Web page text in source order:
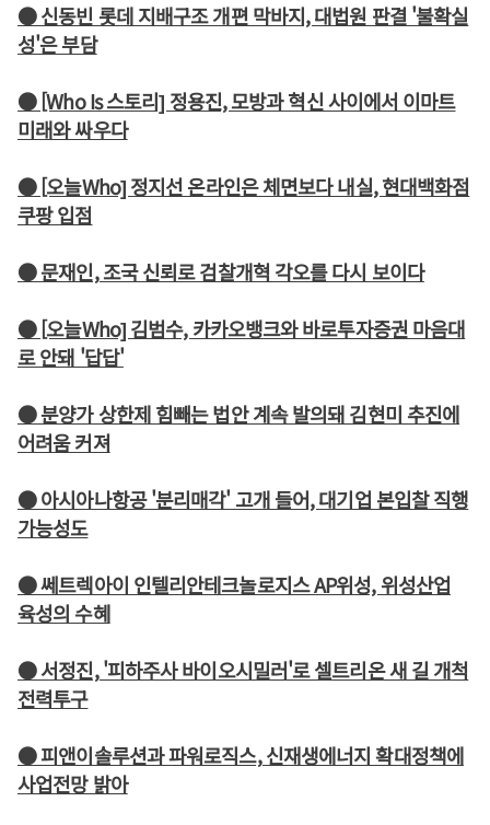
● 신동빈 롯데 지배구조 개편 막바지, 대법원 판결 '불확실
성'은 부담
● [Who Is 스토리] 정용진, 모방과 혁신 사이에서 이마트
미래와 싸우다
● [오늘Who] 정지선 온라인은 체면보다 내실, 현대백화점
쿠팡 입점
● 문재인, 조국 신뢰로 검찰개혁 각오를 다시 보이다
● [오늘Who] 김범수, 카카오뱅크와 바로투자증권 마음대
로 안돼 '답답'
● 분양가 상한제 힘빼는 법안 계속 발의돼 김현미 추진에
어려움 커져
● 아시아나항공 '분리매각' 고개 들어, 대기업 본입찰 직행
가능성도
● 쎄트렉아이 인텔리안테크놀로지스 AP위성, 위성산업
육성의 수혜
● 서정진, '피하주사 바이오시밀러'로 셀트리온 새 길 개척
전력투구
● 피앤이솔루션과 파워로직스, 신재생에너지 확대정책에
사업전망 밝아